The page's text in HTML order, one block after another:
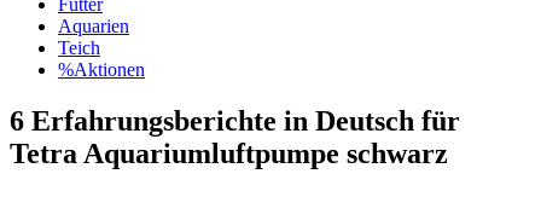
Futter
Aquarien
Teich
%Aktionen
6 Erfahrungsberichte in Deutsch für
Tetra Aquariumluftpumpe schwarz